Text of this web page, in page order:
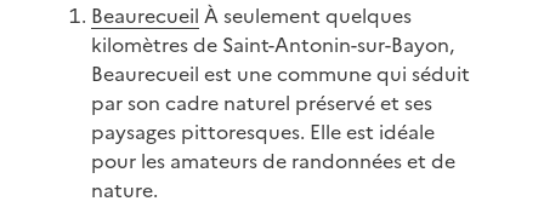
Beaurecueil À seulement quelques
kilomètres de Saint-Antonin-sur-Bayon,
Beaurecueil est une commune qui séduit
par son cadre naturel préservé et ses
paysages pittoresques. Elle est idéale
pour les amateurs de randonnées et de
nature.